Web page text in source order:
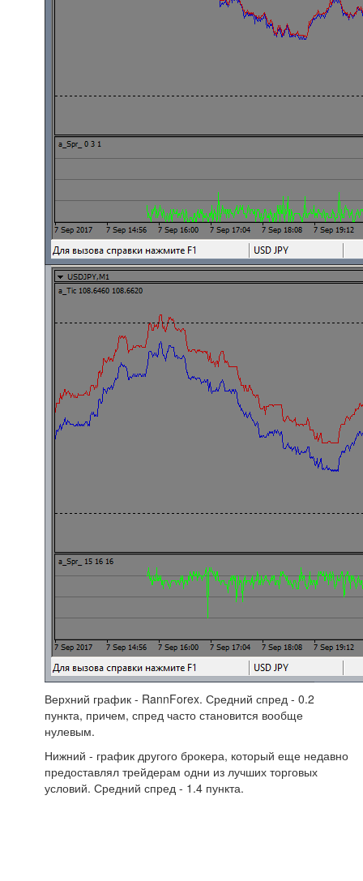
Верхний график - RannForex. Средний спред - 0.2
пункта, причем, спред часто становится вообще
нулевым.
Нижний - график другого брокера, который еще недавно
предоставлял трейдерам одни из лучших торговых
условий. Средний спред - 1.4 пункта.